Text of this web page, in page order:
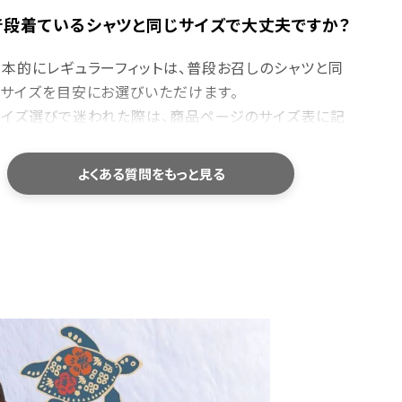
着ているシャツと同じサイズで大丈夫ですか？
的にレギュラーフィットは、普段お召しのシャツと同
イズを目安にお選びいただけます。
ズ選びで迷われた際は、商品ページのサイズ表に記
で比較していただくと、より安心してお選びいただけ
。
洗濯ネットの使用をおすすめしております。
機のご使用や、濡れたまま長時間放置することはお
ください。洗濯後は形を整えて陰干しすると、長くき
にご愛用いただけます。
よくある質問をもっと見る